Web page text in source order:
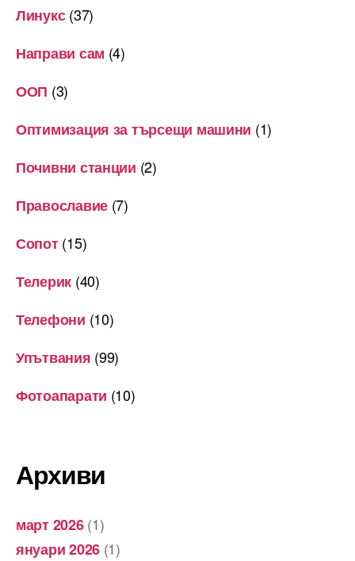
Линукс(37)
Направи сам (4)
ООП (3)
Оптимизация за търсещи машини (1)
Почивни станции (2)
Православие (7)
Сопот(15)
Телерик (40)
Телефони (10)
Упътвания (99)
Фотоапарати (10)
Архиви
март 2026(1)
януари 2026 (1)